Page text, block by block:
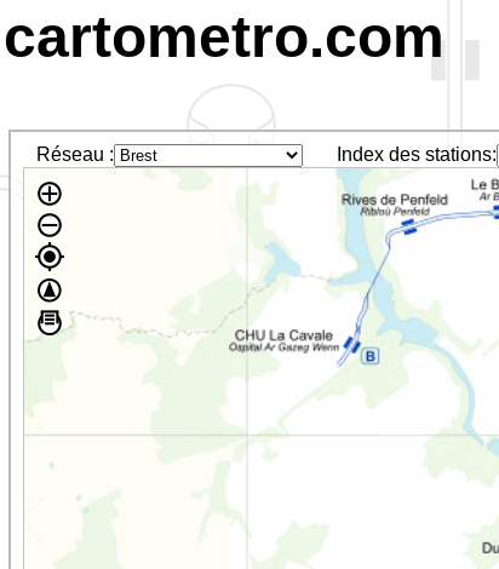
cartometro.com
Réseau : Index des stations: